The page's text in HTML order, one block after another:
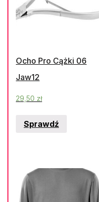
Ocho Pro Cążki 06
Jaw12
29,50 zł
Sprawdź